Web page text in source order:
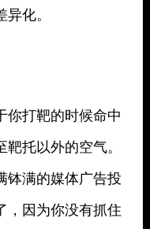
化。
你打靶的时候命中
托以外的空气。
钵满的媒体广告投
，因为你没有抓住